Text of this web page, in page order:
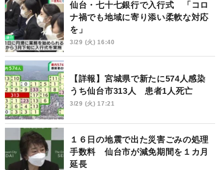
仙台・七十七銀行で入行式 「コロ
ナ禍でも地域に寄り添い柔軟な対応
を」
3/29 (火) 16:40
【詳報】宮城県で新たに574人感染
うち仙台市313人 患者1人死亡
3/29 (火) 17:21
１６日の地震で出た災害ごみの処理
手数料 仙台市が減免期間を１カ月
延長